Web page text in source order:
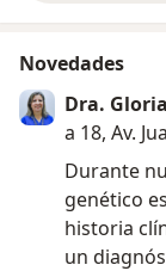
Novedades
Dra.
a 18, Av.
Durante
genético
historia
un